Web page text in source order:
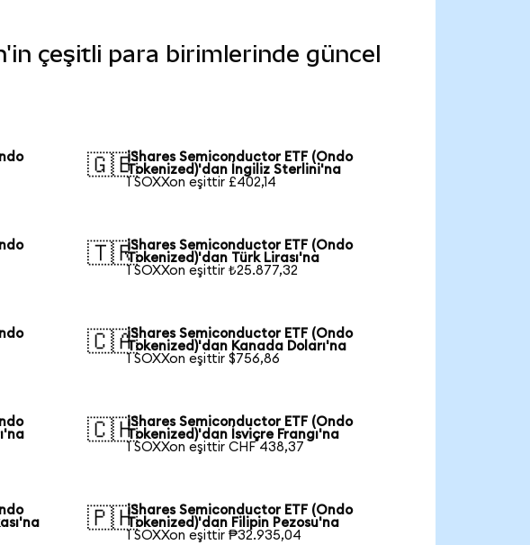
çeşitli para birimlerinde güncel
🇬🇧iShares Semiconductor ETF (Ondo
Tokenized)'dan İngiliz Sterlini'na
1 SOXXon eşittir £402,14
🇹🇷iShares Semiconductor ETF (Ondo
Tokenized)'dan Türk Lirası'na
1 SOXXon eşittir ₺25.877,32
🇨🇦iShares Semiconductor ETF (Ondo
Tokenized)'dan Kanada Doları'na
1 SOXXon eşittir $756,86
🇨🇭iShares Semiconductor ETF (Ondo
Tokenized)'dan İsviçre Frangı'na
1 SOXXon eşittir CHF 438,37
🇵🇭iShares Semiconductor ETF (Ondo
Tokenized)'dan Filipin Pezosu'na
1 SOXXon eşittir ₱32.935,04